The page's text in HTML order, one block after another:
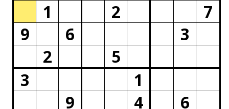
1 2
7
9
6
3
2
5
3
1
9
4
6